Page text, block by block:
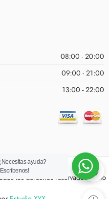
08:00 - 20:00
09:00 - 21:00
13:00 - 22:00
los derechos reservados | Sitio
ayuda?